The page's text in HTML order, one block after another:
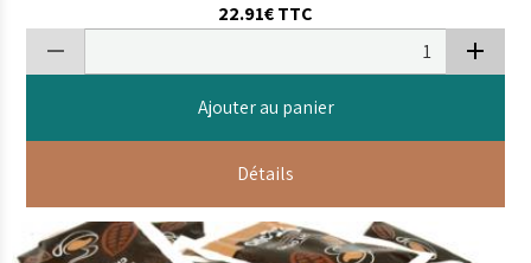
22.91€TTC
Ajouter au panier
Détails